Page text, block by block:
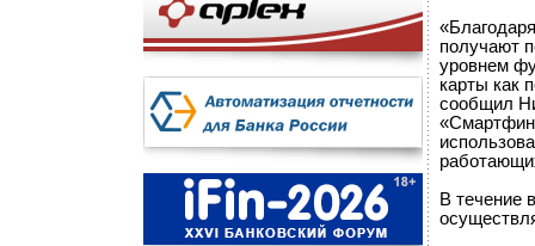
получают
уровнем
карты как
сообщил
В течение